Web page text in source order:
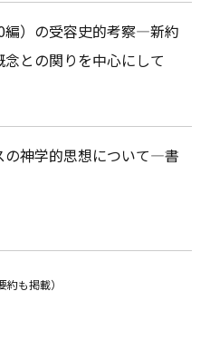
編）の受容史的考察―新約
との関りを中心にして
の神学的思想について―書
も掲載）